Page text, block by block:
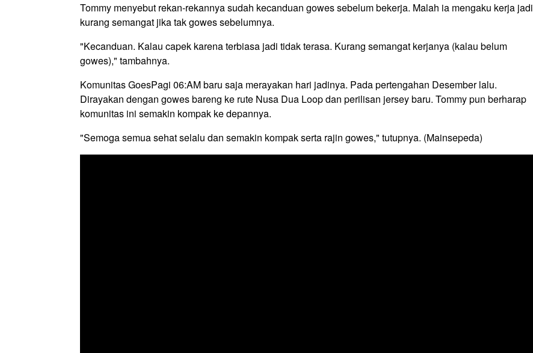
Tommy menyebut rekan-rekannya sudah kecanduan gowes sebelum bekerja. Malah ia mengaku kerja jadi
kurang semangat jika tak gowes sebelumnya.
"Kecanduan. Kalau capek karena terbiasa jadi tidak terasa. Kurang semangat kerjanya (kalau belum
gowes)," tambahnya.
Komunitas GoesPagi 06:AM baru saja merayakan hari jadinya. Pada pertengahan Desember lalu.
Dirayakan dengan gowes bareng ke rute Nusa Dua Loop dan perilisan jersey baru. Tommy pun berharap
komunitas ini semakin kompak ke depannya.
"Semoga semua sehat selalu dan semakin kompak serta rajin gowes," tutupnya. (Mainsepeda)